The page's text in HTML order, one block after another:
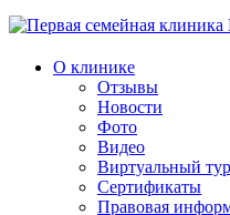
О клинике
Отзывы
Новости
Фото
Видео
Виртуальный тур
Сертификаты
Правовая